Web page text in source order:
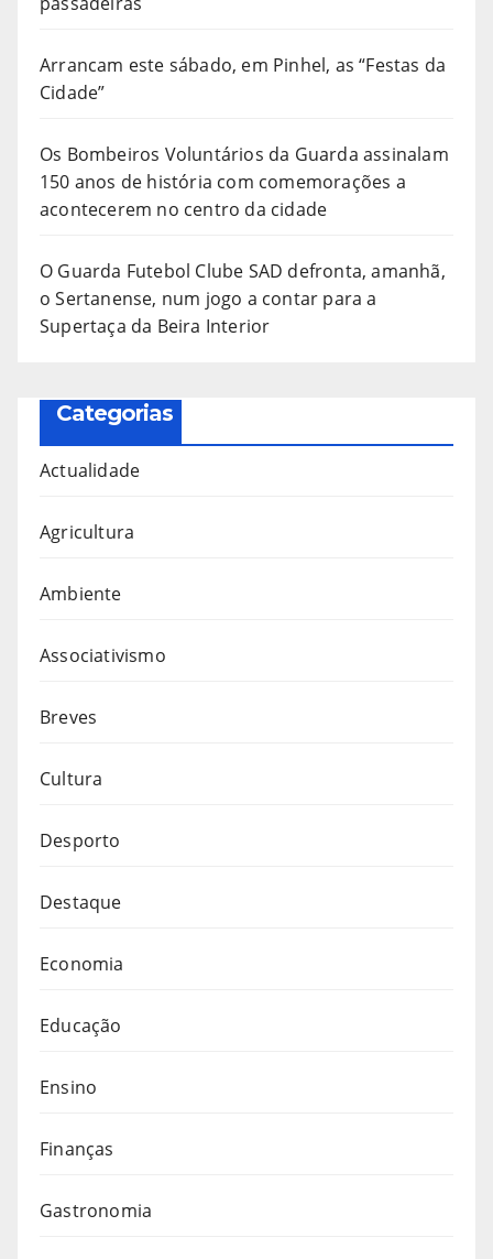
Arrancam este sábado, em Pinhel, as “Festas da
Cidade”
Os Bombeiros Voluntários da Guarda assinalam
150 anos de história com comemorações a
acontecerem no centro da cidade
O Guarda Futebol Clube SAD defronta, amanhã,
o Sertanense, num jogo a contar para a
Supertaça da Beira Interior
Categorias
Actualidade
Agricultura
Ambiente
Associativismo
Breves
Cultura
Desporto
Destaque
Economia
Educação
Ensino
Finanças
Gastronomia